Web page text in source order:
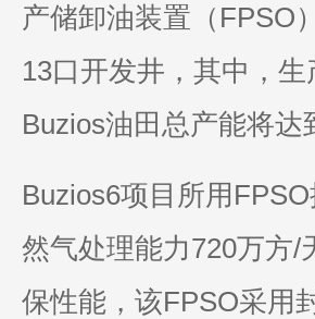
产储卸油装置（FPSO
13口开发井，其中，
Buzios油田总产能将达
Buzios6项目所用
然气处理能力720万方/
保性能，该FPSO采用